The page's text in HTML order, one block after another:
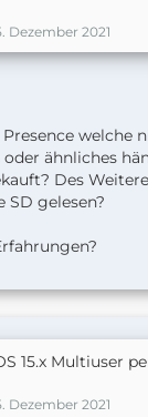
Dezember 2021
welche
ähnliches
Des
gelesen?
15.x Multiuser
Dezember 2021